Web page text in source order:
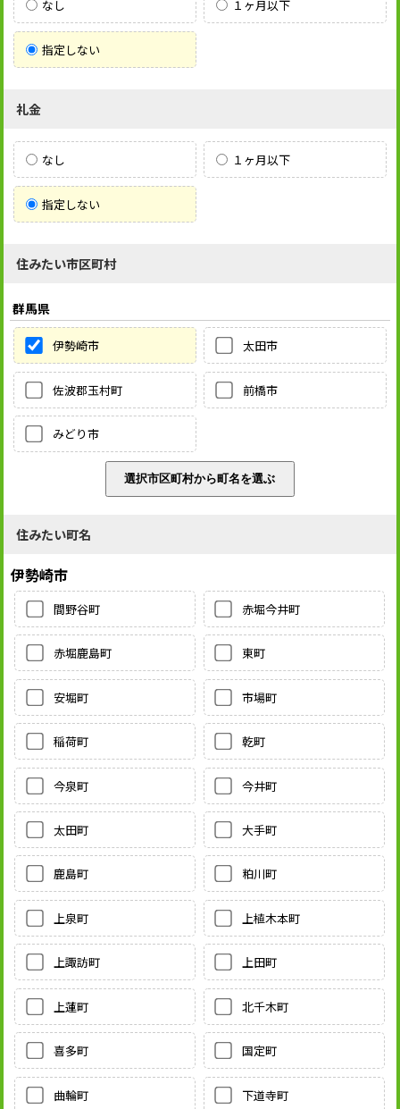
なし １ヶ月以下
指定しない
礼金
なし １ヶ月以下
指定しない
住みたい市区町村
群馬県
伊勢崎市 太田市
佐波郡玉村町 前橋市
みどり市
住みたい町名
伊勢崎市
間野谷町 赤堀今井町
赤堀鹿島町 東町
安堀町 市場町
稲荷町 乾町
今泉町 今井町
太田町 大手町
鹿島町 粕川町
上泉町 上植木本町
上諏訪町 上田町
上蓮町 北千木町
喜多町 国定町
曲輪町 下道寺町